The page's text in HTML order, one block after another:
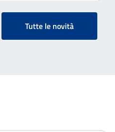
Tutte le novità